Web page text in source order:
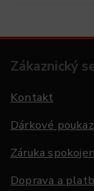
Zákaznický
Kontakt
Dárkové
Záruka
Doprava a